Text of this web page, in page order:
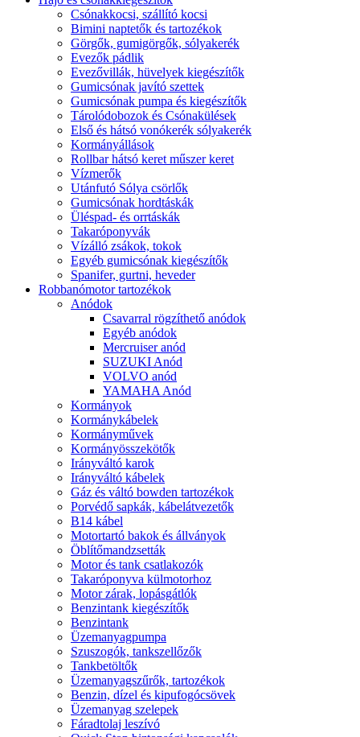
Csónakkocsi, szállító kocsi
Bimini naptetők és tartozékok
Görgők, gumigörgők, sólyakerék
Evezők pádlik
Evezővillák, hüvelyek kiegészítők
Gumicsónak javító szettek
Gumicsónak pumpa és kiegészítők
Tárolódobozok és Csónakülések
Első és hátsó vonókerék sólyakerék
Kormányállások
Rollbar hátsó keret műszer keret
Vízmerők
Utánfutó Sólya csörlők
Gumicsónak hordtáskák
Üléspad- és orrtáskák
Takaróponyvák
Vízálló zsákok, tokok
Egyéb gumicsónak kiegészítők
Spanifer, gurtni, heveder
Robbanómotor tartozékok
Anódok
Csavarral rögzíthető anódok
Egyéb anódok
Mercruiser anód
SUZUKI Anód
VOLVO anód
YAMAHA Anód
Kormányok
Kormánykábelek
Kormányművek
Kormányösszekötők
Irányváltó karok
Irányváltó kábelek
Gáz és váltó bowden tartozékok
Porvédő sapkák, kábelátvezetők
B14 kábel
Motortartó bakok és állványok
Öblítőmandzsetták
Motor és tank csatlakozók
Takaróponyva külmotorhoz
Motor zárak, lopásgátlók
Benzintank kiegészítők
Benzintank
Üzemanyagpumpa
Szuszogók, tankszellőzők
Tankbetöltők
Üzemanyagszűrők, tartozékok
Benzin, dízel és kipufogócsövek
Üzemanyag szelepek
Fáradtolaj leszívó